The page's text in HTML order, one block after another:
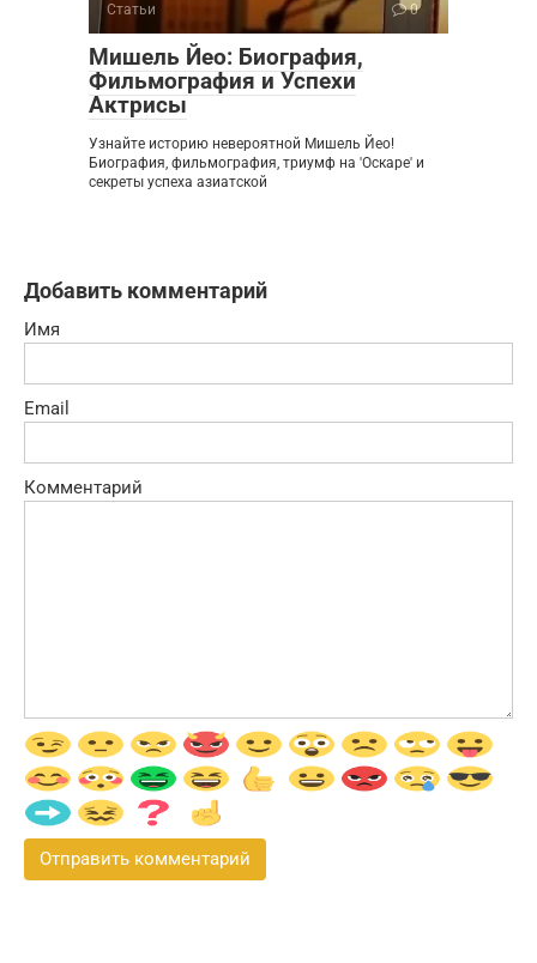
Статьи 0
Мишель Йео: Биография,
Фильмография и Успехи
Актрисы
Узнайте историю невероятной Мишель Йео!
Биография, фильмография, триумф на 'Оскаре' и
секреты успеха азиатской
Добавить комментарий
Имя
Email
Комментарий